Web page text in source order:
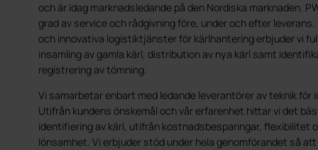
och är idag marknadsledande på den Nordiska marknaden.
grad av service och rådgivning före, under och efter
och innovativa logistiktjänster för kärlhantering erbjuder vi
insamling av gamla kärl, distribution av nya kärl samt
registrering av tömning.
Vi samarbetar enbart med ledande leverantörer av teknik
Utifrån kundens önskemål och vår erfarenhet hittar vi det
identifiering av kärl, utifrån kostnadsbesparingar, flexibilitet
lönsamhet. Vi erbjuder stöd under hela genomförandet så